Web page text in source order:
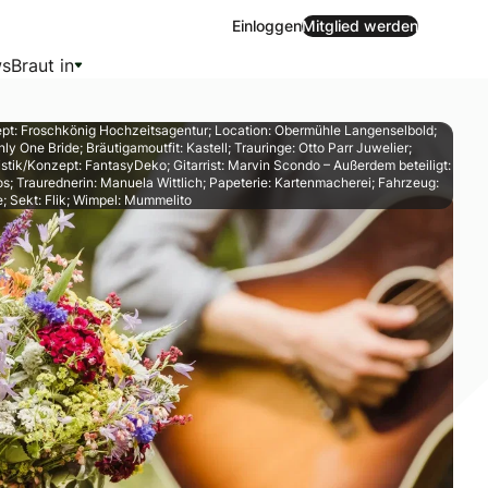
EinloggenMitglied werden
Braut in
gestalten. Ausgewählte Melodien sorgen für eine
Froschkönig Hochzeitsagentur; Location: Obermühle Langenselbold;
One Bride; Bräutigamoutfit: Kastell; Trauringe: Otto Parr Juwelier;
Konzept: FantasyDeko; Gitarrist: Marvin Scondo – Außerdem beteiligt:
Traurednerin: Manuela Wittlich; Papeterie: Kartenmacherei; Fahrzeug:
Sekt: Flik; Wimpel: Mummelito